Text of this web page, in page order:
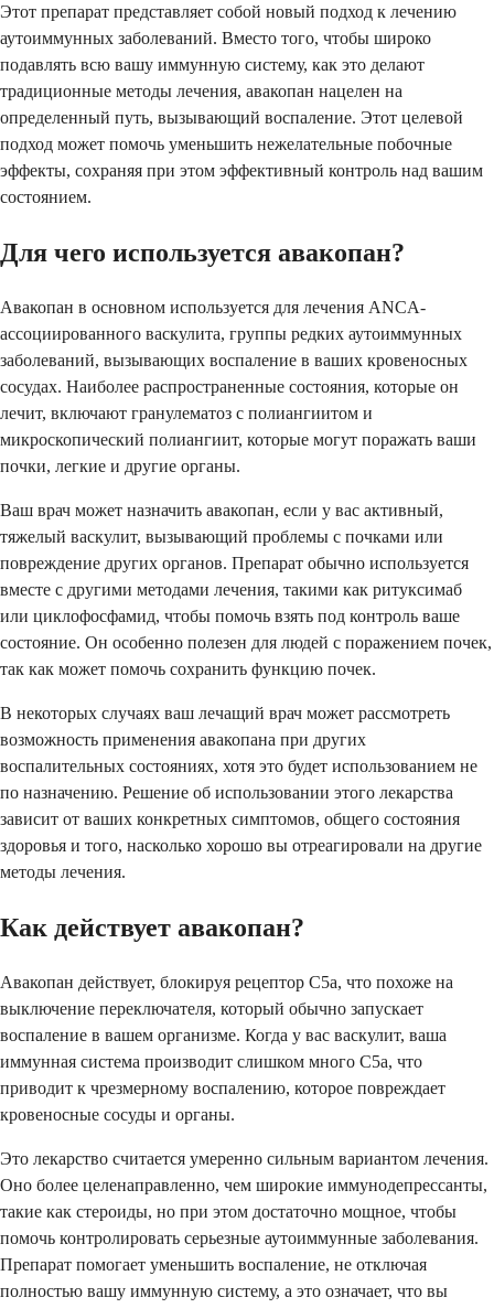
Этот препарат представляет собой новый подход к лечению
аутоиммунных заболеваний. Вместо того, чтобы широко
подавлять всю вашу иммунную систему, как это делают
традиционные методы лечения, авакопан нацелен на
определенный путь, вызывающий воспаление. Этот целевой
подход может помочь уменьшить нежелательные побочные
эффекты, сохраняя при этом эффективный контроль над вашим
состоянием.
Для чего используется авакопан?
Авакопан в основном используется для лечения ANCA-
ассоциированного васкулита, группы редких аутоиммунных
заболеваний, вызывающих воспаление в ваших кровеносных
сосудах. Наиболее распространенные состояния, которые он
лечит, включают гранулематоз с полиангиитом и
микроскопический полиангиит, которые могут поражать ваши
почки, легкие и другие органы.
Ваш врач может назначить авакопан, если у вас активный,
тяжелый васкулит, вызывающий проблемы с почками или
повреждение других органов. Препарат обычно используется
вместе с другими методами лечения, такими как ритуксимаб
или циклофосфамид, чтобы помочь взять под контроль ваше
состояние. Он особенно полезен для людей с поражением почек,
так как может помочь сохранить функцию почек.
В некоторых случаях ваш лечащий врач может рассмотреть
возможность применения авакопана при других
воспалительных состояниях, хотя это будет использованием не
по назначению. Решение об использовании этого лекарства
зависит от ваших конкретных симптомов, общего состояния
здоровья и того, насколько хорошо вы отреагировали на другие
методы лечения.
Как действует авакопан?
Авакопан действует, блокируя рецептор C5a, что похоже на
выключение переключателя, который обычно запускает
воспаление в вашем организме. Когда у вас васкулит, ваша
иммунная система производит слишком много C5a, что
приводит к чрезмерному воспалению, которое повреждает
кровеносные сосуды и органы.
Это лекарство считается умеренно сильным вариантом лечения.
Оно более целенаправленно, чем широкие иммунодепрессанты,
такие как стероиды, но при этом достаточно мощное, чтобы
помочь контролировать серьезные аутоиммунные заболевания.
Препарат помогает уменьшить воспаление, не отключая
полностью вашу иммунную систему, а это означает, что вы